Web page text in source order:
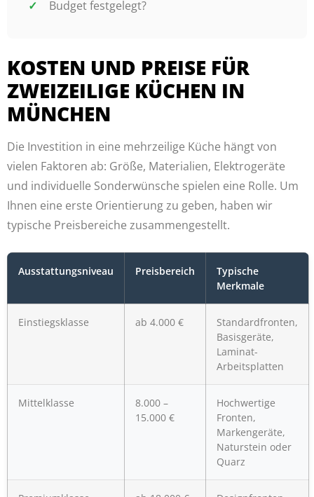
Budget festgelegt?
KOSTEN UND PREISE FÜR
ZWEIZEILIGE KÜCHEN IN
MÜNCHEN
Die Investition in eine mehrzeilige Küche hängt von
vielen Faktoren ab: Größe, Materialien, Elektrogeräte
und individuelle Sonderwünsche spielen eine Rolle. Um
Ihnen eine erste Orientierung zu geben, haben wir
typische Preisbereiche zusammengestellt.
Ausstattungsniveau Preisbereich
Typische
Merkmale
Einstiegsklasse ab 4.000 €
Standardfronten,
Basisgeräte,
Laminat-
Arbeitsplatten
Mittelklasse
8.000 –
15.000 €
Hochwertige
Fronten,
Markengeräte,
Naturstein oder
Quarz